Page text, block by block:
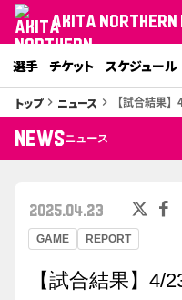
AKITA
選手 チケット スケジュール
トップkeyboard_arrow_right ニュース keyboard_arrow_right 【試合結果
NEWSニュース
GAME REPORT
2025.04.23
【試合結果】4/